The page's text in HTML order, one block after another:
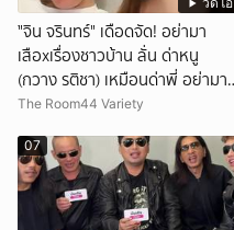
ั่"จิน จรินทร์" เดือดจัด! อย่ามา
เสือxเรื่องชาวบ้าน ลั่น ด่าหนู
(กวาง รติชา) เหมือนด่าพี่ อย่ามา
ยุ่งกับคนของผม จบ!!!
The Room44 Variety
07